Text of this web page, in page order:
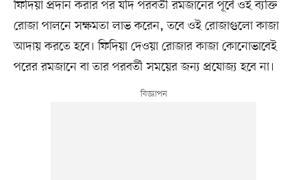
ফিদিয়া প্রদান করার পর যদি পরবর্তী রমজানের পূর্বে ওই ব্যক্তি
রোজা পালনে সক্ষমতা লাভ করেন, তবে ওই রোজাগুলো কাজা
আদায় করতে হবে। ফিদিয়া দেওয়া রোজার কাজা কোনোভাবেই
পরের রমজানে বা তার পরবর্তী সময়ের জন্য প্রযোজ্য হবে না।